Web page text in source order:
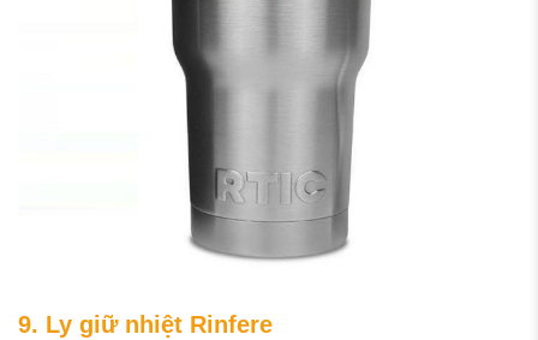
9. Ly giữ nhiệt Rinfere